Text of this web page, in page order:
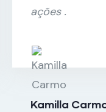
ações .
Kamilla Carmo